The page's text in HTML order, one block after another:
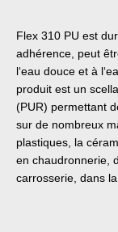
Flex 310 PU est
adhérence, peut
l‘eau douce et à
produit est un
(PUR) permettant
sur de nombreux
plastiques, la
en chaudronnerie,
carrosserie, dans
plastiques,